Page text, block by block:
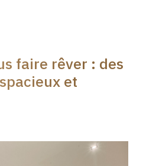
faire rêver : des
et